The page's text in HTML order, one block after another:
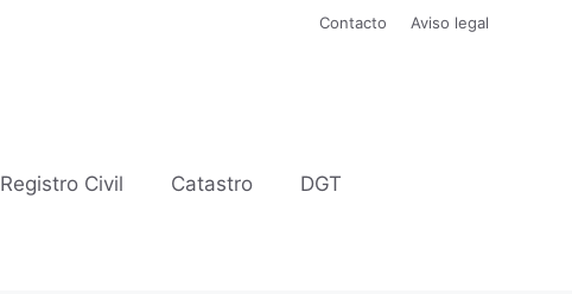
Contacto Aviso legal
Registro Civil Catastro DGT